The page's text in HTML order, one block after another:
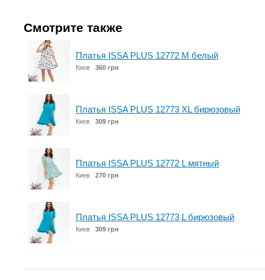
Смотрите также
Платья ISSA PLUS 12772 M белый
Киев 360 грн
Платья ISSA PLUS 12773 XL бирюзовый
Киев 309 грн
Платья ISSA PLUS 12772 L мятный
Киев 270 грн
Платья ISSA PLUS 12773 L бирюзовый
Киев 309 грн